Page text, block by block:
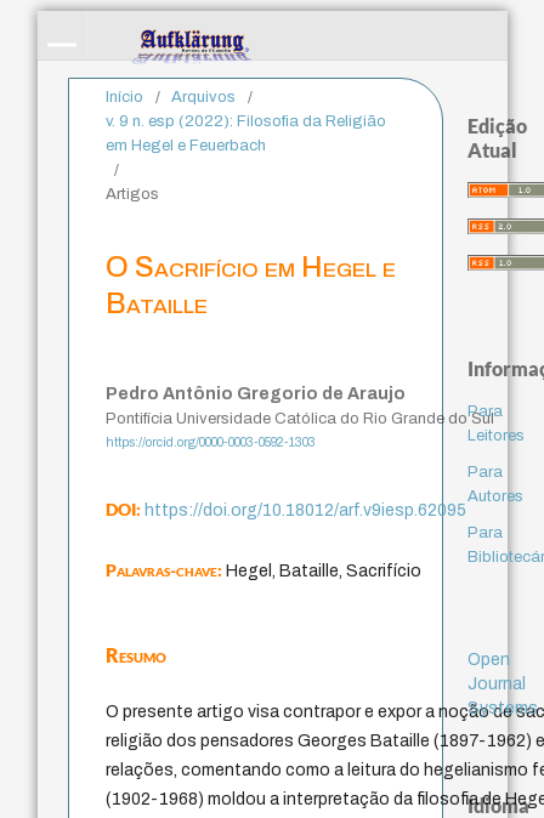
Início / Arquivos
/
v. 9 n. esp (2022): Filosofia da Religião
em Hegel e Feuerbach
/
Artigos
O Sacrifício em Hegel e
Bataille
Pedro Antônio Gregorio de Araujo
Pontifícia Universidade Católica do Rio Grande do Sul
https://orcid.org/0000-0003-0592-1303
DOI:https://doi.org/10.18012/arf.v9iesp.62095
Palavras-chave:Hegel, Bataille, Sacrifício
Resumo
O presente artigo visa contrapor e expor a noção de
religião dos pensadores Georges Bataille (1897-1962)
relações, comentando como a leitura do hegelianismo
(1902-1968) moldou a interpretação da filosofia de
Edição
Atual
Para
Leitores
Para
Autores
Para
Open
Journal
Systems
Idioma